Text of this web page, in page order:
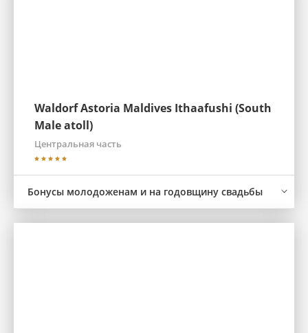
Waldorf Astoria Maldives Ithaafushi (South
Male atoll)
Центральная часть
Бонусы молодоженам и на годовщину свадьбы